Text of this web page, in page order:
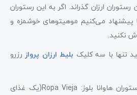
ارزان گذراند. اگر به این رستوران
پیشنهاد می‌کنیم موهیتوهای خوشمزه و
نکنید.
تنها با سه کلیک بلیط ارزان پروازرزرو
غذاهای پیشنهادی منوی رستوران هاوانا بلوز: Ropa Vieja(یک غذای